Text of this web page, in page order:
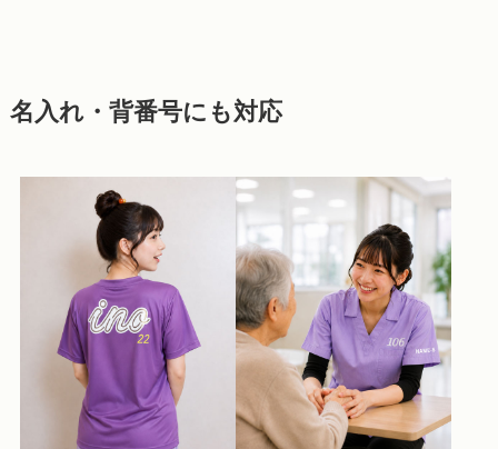
名入れ・背番号にも対応